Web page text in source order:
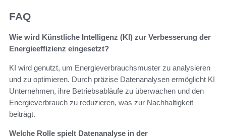
FAQ
Wie wird Künstliche Intelligenz (KI) zur Verbesserung der
Energieeffizienz eingesetzt?
KI wird genutzt, um Energieverbrauchsmuster zu analysieren
und zu optimieren. Durch präzise Datenanalysen ermöglicht KI
Unternehmen, ihre Betriebsabläufe zu überwachen und den
Energieverbrauch zu reduzieren, was zur Nachhaltigkeit
beiträgt.
Welche Rolle spielt Datenanalyse in der